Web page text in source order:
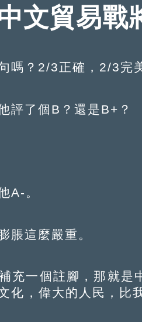
文貿易戰
嗎？2/3正確，2/3完
評了個B？還是B+？
A-。
脹這麼嚴重。
充一個註腳，那就是
化，偉大的人民，比